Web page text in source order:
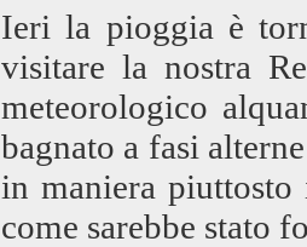
Ieri la pioggia è
visitare la nostra
meteorologico
bagnato a fasi
in maniera
come sarebbe stato